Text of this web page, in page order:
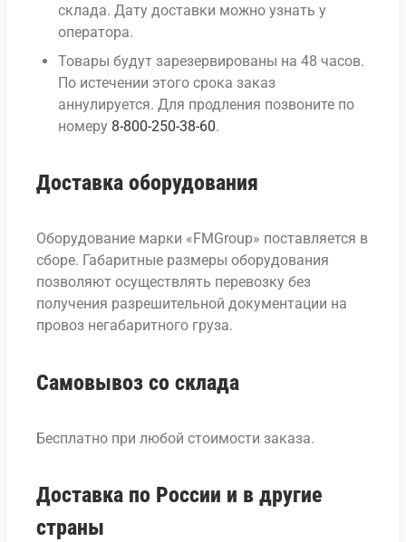
склада. Дату доставки можно узнать у
оператора.
Товары будут зарезервированы на 48 часов.
По истечении этого срока заказ
аннулируется. Для продления позвоните по
номеру 8-800-250-38-60.
Доставка оборудования
Оборудование марки «FMGroup» поставляется в
сборе. Габаритные размеры оборудования
позволяют осуществлять перевозку без
получения разрешительной документации на
провоз негабаритного груза.
Самовывоз со склада
Бесплатно при любой стоимости заказа.
Доставка по России и в другие
страны